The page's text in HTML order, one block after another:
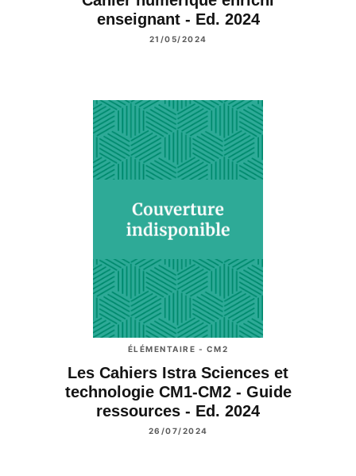
enseignant - Ed. 2024
21/05/2024
ÉLÉMENTAIRE - CM2
Les Cahiers Istra Sciences et
technologie CM1-CM2 - Guide
ressources - Ed. 2024
26/07/2024